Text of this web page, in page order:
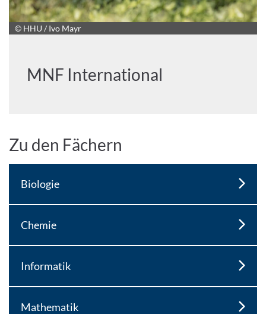
© HHU / Ivo Mayr
MNF International
Zu den Fächern
Biologie
Chemie
Informatik
Mathematik